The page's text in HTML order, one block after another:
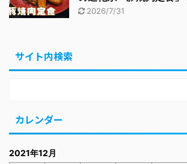
2026/7/31
サイト内検索
カレンダー
2021年12月